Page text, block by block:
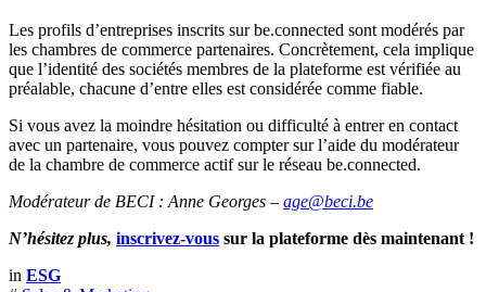
Les profils d’entreprises inscrits sur be.connected sont modérés par
les chambres de commerce partenaires. Concrètement, cela implique
que l’identité des sociétés membres de la plateforme est vérifiée au
préalable, chacune d’entre elles est considérée comme fiable.
Si vous avez la moindre hésitation ou difficulté à entrer en contact
avec un partenaire, vous pouvez compter sur l’aide du modérateur
de la chambre de commerce actif sur le réseau be.connected.
Modérateur de BECI : Anne Georges – age@beci.be
N’hésitez plus, inscrivez-vous sur la plateforme dès maintenant !
in ESG